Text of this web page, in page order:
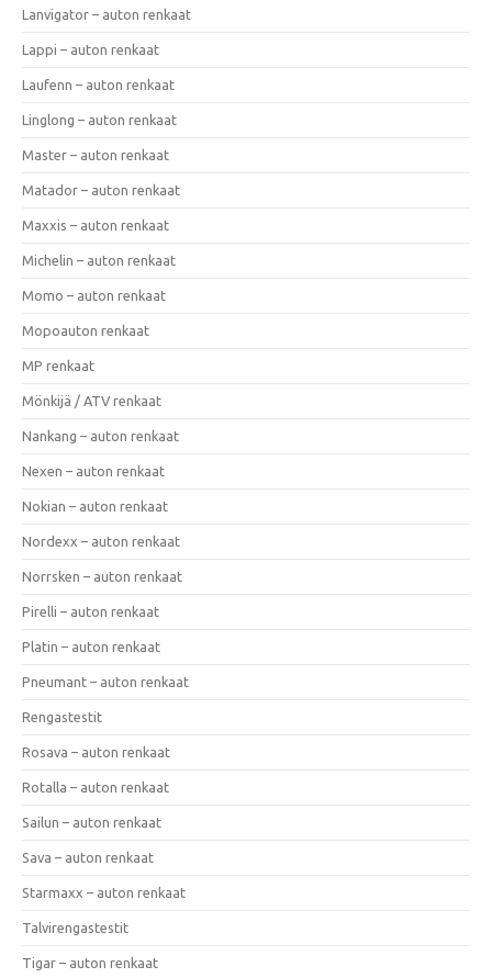
Lanvigator – auton renkaat
Lappi – auton renkaat
Laufenn – auton renkaat
Linglong – auton renkaat
Master – auton renkaat
Matador – auton renkaat
Maxxis – auton renkaat
Michelin – auton renkaat
Momo – auton renkaat
Mopoauton renkaat
MP renkaat
Mönkijä / ATV renkaat
Nankang – auton renkaat
Nexen – auton renkaat
Nokian – auton renkaat
Nordexx – auton renkaat
Norrsken – auton renkaat
Pirelli – auton renkaat
Platin – auton renkaat
Pneumant – auton renkaat
Rengastestit
Rosava – auton renkaat
Rotalla – auton renkaat
Sailun – auton renkaat
Sava – auton renkaat
Starmaxx – auton renkaat
Talvirengastestit
Tigar – auton renkaat